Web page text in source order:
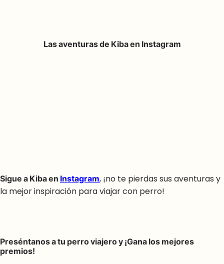
Las aventuras de Kiba en Instagram
Sigue a Kiba en Instagram, ¡no te pierdas sus aventuras y
la mejor inspiración para viajar con perro!
Preséntanos a tu perro viajero y ¡Gana los mejores
premios!